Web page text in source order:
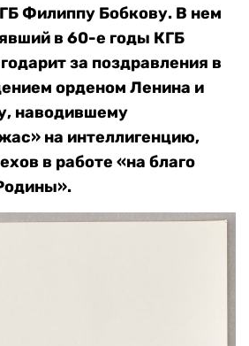
Филиппу Бобкову. В нем
в 60-е годы КГБ
за поздравления в
орденом Ленина и
наводившему
на интеллигенцию,
в работе «на благо